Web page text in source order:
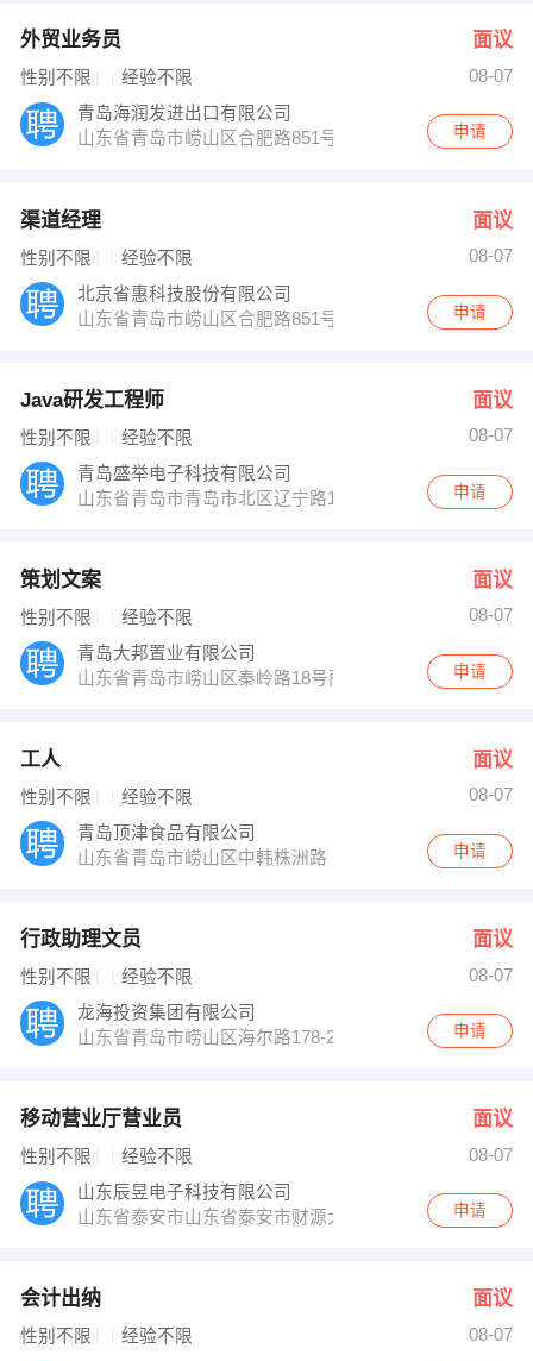
外贸业务员 面议
性别不限 经验不限
08-07
青岛海润发进出口有限公司
山东省青岛市崂山区合肥路851号7号楼1单元404申请
渠道经理 面议
性别不限 经验不限
08-07
北京省惠科技股份有限公司
山东省青岛市崂山区合肥路851号鲁信含章花园10号楼1
申请
Java研发工程师 面议
性别不限 经验不限
08-07
青岛盛举电子科技有限公司
山东省青岛市青岛市北区辽宁路153号1905室
申请
策划文案 面议
性别不限 经验不限
08-07
青岛大邦置业有限公司
山东省青岛市崂山区秦岭路18号丽达广场1-307
申请
工人 面议
性别不限 经验不限
08-07
青岛顶津食品有限公司
山东省青岛市崂山区中韩株洲路
申请
行政助理文员 面议
性别不限 经验不限
08-07
龙海投资集团有限公司
山东省青岛市崂山区海尔路178-2龙海明珠
申请
移动营业厅营业员 面议
性别不限 经验不限
08-07
山东辰昱电子科技有限公司
山东省泰安市山东省泰安市财源大街59号财源商务大厦
申请
会计出纳 面议
性别不限 经验不限
08-07